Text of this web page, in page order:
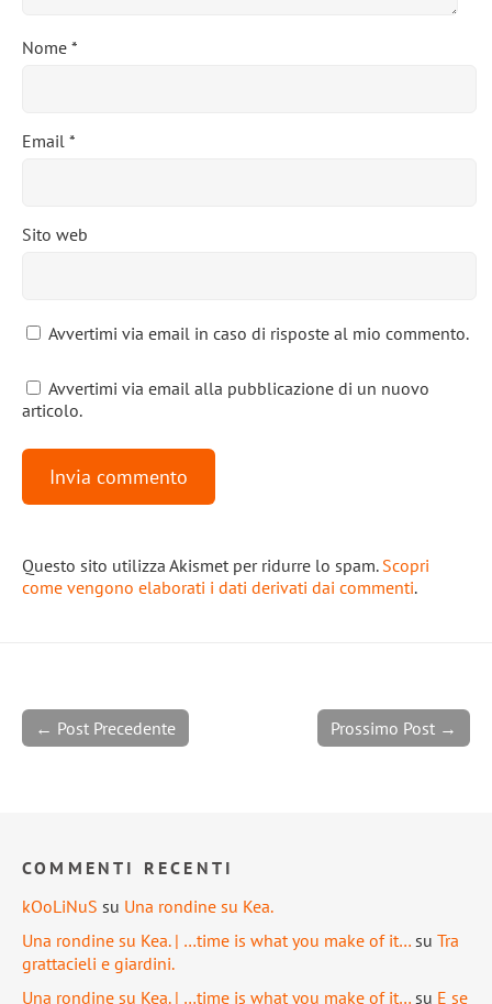
Nome *
Email *
Sito web
Avvertimi via email in caso di risposte al mio commento.
Avvertimi via email alla pubblicazione di un nuovo
articolo.
Questo sito utilizza Akismet per ridurre lo spam. Scopri
come vengono elaborati i dati derivati dai commenti.
Prossimo Post →
← Post Precedente
COMMENTI RECENTI
kOoLiNuS su Una rondine su Kea.
Una rondine su Kea. | …time is what you make of it… su Tra
grattacieli e giardini.
Una rondine su Kea. | …time is what you make of it… su E se